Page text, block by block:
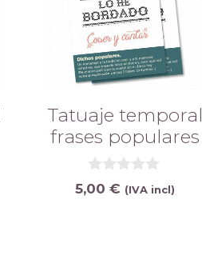
Tatuaje temporal
frases populares
0
d
5,00 € (IVA incl)